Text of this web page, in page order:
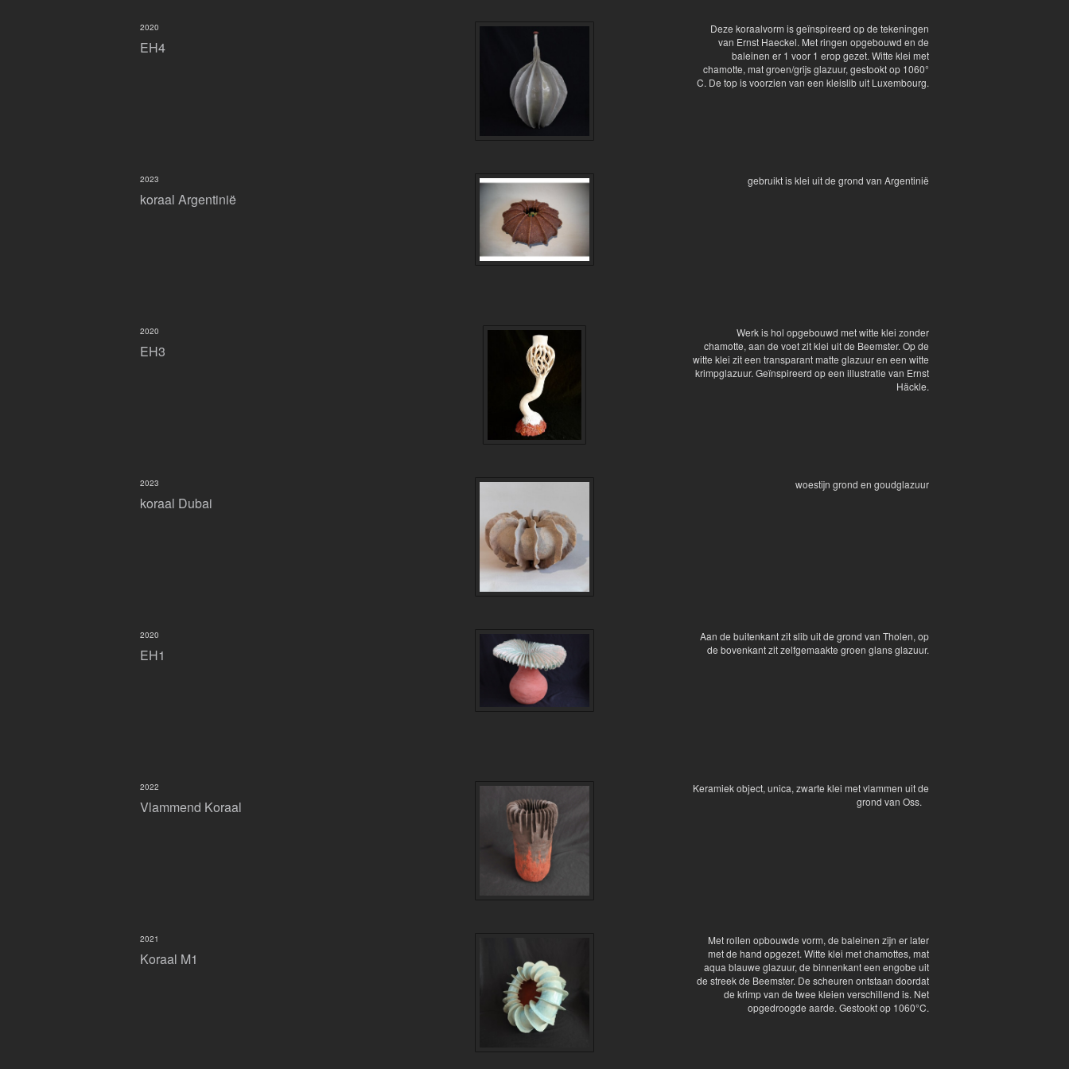
EH4
2020
Deze koraalvorm is geïnspireerd op de tekeningen
van Ernst Haeckel. Met ringen opgebouwd en de
baleinen er 1 voor 1 erop gezet. Witte klei met
chamotte, mat groen/grijs glazuur, gestookt op 1060°
C. De top is voorzien van een kleislib uit Luxembourg.
koraal Argentinië
2023 gebruikt is klei uit de grond van Argentinië
EH3
2020
Werk is hol opgebouwd met witte klei zonder
chamotte, aan de voet zit klei uit de Beemster. Op de
witte klei zit een transparant matte glazuur en een witte
krimpglazuur. Geïnspireerd op een illustratie van Ernst
Häckle.
koraal Dubai
2023 woestijn grond en goudglazuur
EH1
2020
Aan de buitenkant zit slib uit de grond van Tholen, op
de bovenkant zit zelfgemaakte groen glans glazuur.
Vlammend Koraal
2022
Keramiek object, unica, zwarte klei met vlammen uit de
grond van Oss.
Koraal M1
2021
Met rollen opbouwde vorm, de baleinen zijn er later
met de hand opgezet. Witte klei met chamottes, mat
aqua blauwe glazuur, de binnenkant een engobe uit
de streek de Beemster. De scheuren ontstaan doordat
de krimp van de twee kleien verschillend is. Net
opgedroogde aarde. Gestookt op 1060°C.